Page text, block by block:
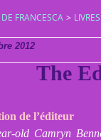
FRANCESCA > LIVRES
2012
The
de l’éditeur
old Camryn